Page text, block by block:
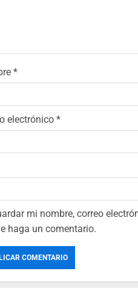
*
electrónico *
mi nombre, correo
haga un comentario.